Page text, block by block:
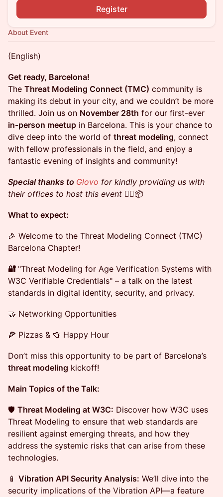
Register
About Event
(English)
Get ready, Barcelona!
The Threat Modeling Connect (TMC) community is
making its debut in your city, and we couldn’t be more
thrilled. Join us on November 28th for our first-ever
in-person meetup in Barcelona. This is your chance to
dive deep into the world of threat modeling, connect
with fellow professionals in the field, and enjoy a
fantastic evening of insights and community!
Special thanks to Glovo for kindly providing us with
their offices to host this event 🚴‍♂️📦
What to expect:
🎉 Welcome to the Threat Modeling Connect (TMC)
Barcelona Chapter!
🔐 "Threat Modeling for Age Verification Systems with
W3C Verifiable Credentials" – a talk on the latest
standards in digital identity, security, and privacy.
🤝 Networking Opportunities
🍕 Pizzas & 🍻 Happy Hour
Don’t miss this opportunity to be part of Barcelona’s
threat modeling kickoff!
Main Topics of the Talk:
🛡️ Threat Modeling at W3C: Discover how W3C uses
Threat Modeling to ensure that web standards are
resilient against emerging threats, and how they
address the systemic risks that can arise from these
technologies.
📱 Vibration API Security Analysis: We’ll dive into the
security implications of the Vibration API—a feature